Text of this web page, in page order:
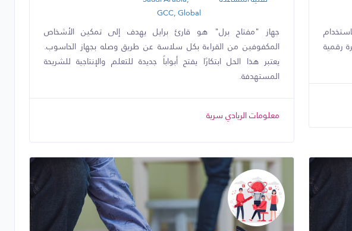
رقمية
GCC, Global
جهاز "مفتاح برل" هو قارئ برايل يهدف إلى تمكين الأشخاص
المكفوفين من القراءة بكل سلاسة عن طريق وصله بجهاز الحاسوب.
يعتبر هذا الحل ابتكارًا يفتح أبواباً جديدة للتعلم والإنتاجية للشريحة
المستهدفة.
معلومات الريادي سرية